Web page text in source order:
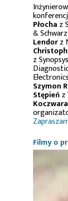
Płocha z
&
Lendorz
z
Szymon
Stępień
Koczwara
Filmy o